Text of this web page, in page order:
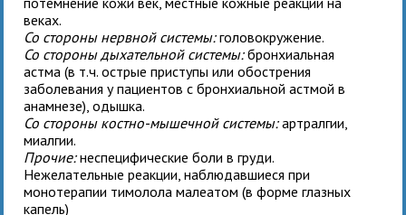
веках.
Со стороны нервной системы:головокружение.
Со стороны дыхательной системы:бронхиальная
астма (в т.ч. острые приступы или обострения
заболевания у пациентов с бронхиальной астмой в
анамнезе), одышка.
Со стороны костно-мышечной системы:артралгии,
миалгии.
Прочие:неспецифические боли в груди.
Нежелательные реакции, наблюдавшиеся при
монотерапии тимолола малеатом (в форме глазных
капель)